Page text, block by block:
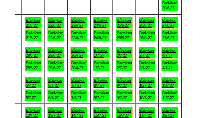
Badviken
20/6-27
Båtviken
21/6-27
Badviken
21/6-27
Båtviken
22/6-27
Badviken
22/6-27
Båtviken
23/6-27
Badviken
23/6-27
Båtviken
24/6-27
Badviken
24/6-27
Båtviken
25/6-27
Badviken
25/6-27
Båtviken
26/6-27
Badviken
26/6-27
Båtviken
27/6-27
Badviken
27/6-27
Båtviken
28/6-27
Badviken
28/6-27
Båtviken
29/6-27
Badviken
29/6-27
Båtviken
30/6-27
Badviken
30/6-27
Båtviken
1/7-27
Badviken
1/7-27
Båtviken
2/7-27
Badviken
2/7-27
Båtviken
3/7-27
Badviken
3/7-27
Båtviken
4/7-27
Badviken
4/7-27
Båtviken
5/7-27
Badviken
5/7-27
Båtviken
6/7-27
Badviken
6/7-27
Båtviken
7/7-27
Badviken
7/7-27
Båtviken
8/7-27
Badviken
8/7-27
Båtviken
9/7-27
Badviken
9/7-27
Båtviken
10/7-27
Badviken
10/7-27
Båtviken
11/7-27
Badviken
11/7-27
Båtviken
12/7-27
Båtviken
13/7-27
Båtviken
14/7-27
Båtviken
15/7-27
Båtviken
16/7-27
Båtviken
17/7-27
Båtviken
18/7-27